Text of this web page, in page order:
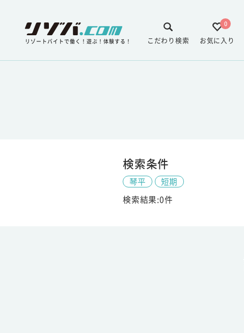
リゾートバイトで働く！遊ぶ！体験する！
0
お気に入り
こだわり検索
検索条件
琴平
短期
検索結果:0件